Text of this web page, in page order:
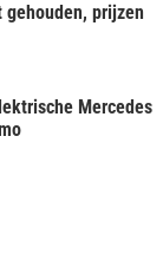
prijzen
Mercedes